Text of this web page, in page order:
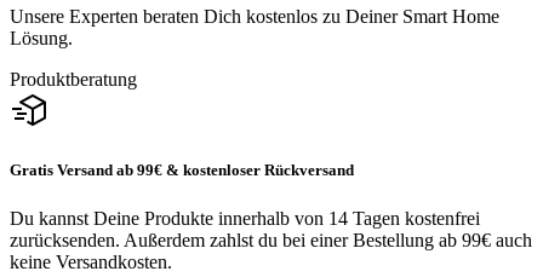
Unsere Experten beraten Dich kostenlos zu Deiner Smart Home
Lösung.
Produktberatung
Gratis Versand ab 99€ & kostenloser Rückversand
Du kannst Deine Produkte innerhalb von 14 Tagen kostenfrei
zurücksenden. Außerdem zahlst du bei einer Bestellung ab 99€ auch
keine Versandkosten.